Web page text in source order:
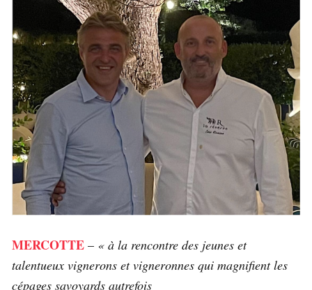
MERCOTTE – « à la rencontre des jeunes et
talentueux vignerons et vigneronnes qui magnifient les
cépages savoyards autrefois